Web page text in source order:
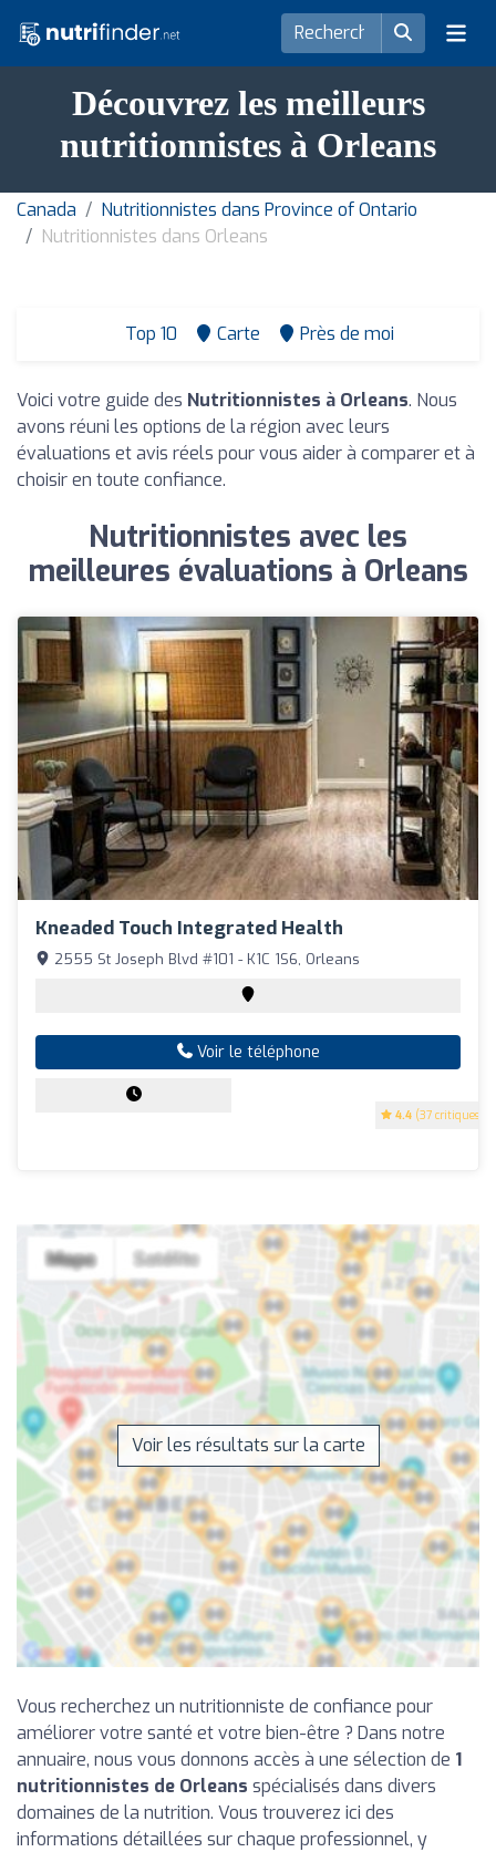
Découvrez les meilleurs
nutritionnistes à Orleans
Canada
Nutritionnistes dans Province of Ontario
Nutritionnistes dans Orleans
Top 10 Carte Près de moi
Voici votre guide des Nutritionnistes à Orleans. Nous
avons réuni les options de la région avec leurs
évaluations et avis réels pour vous aider à comparer et à
choisir en toute confiance.
Nutritionnistes avec les
meilleures évaluations à Orleans
Kneaded Touch Integrated Health
4.4 (37 critiques)
2555 St Joseph Blvd #101 - K1C 1S6, Orleans
Voir le téléphone
Voir les résultats sur la carte
Vous recherchez un nutritionniste de confiance pour
améliorer votre santé et votre bien-être ? Dans notre
annuaire, nous vous donnons accès à une sélection de 1
nutritionnistes de Orleans spécialisés dans divers
domaines de la nutrition. Vous trouverez ici des
informations détaillées sur chaque professionnel, y